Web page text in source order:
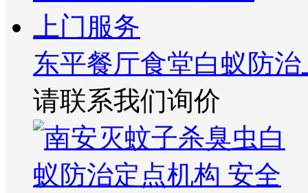
东平餐厅食堂白蚁防
请联系我们询价